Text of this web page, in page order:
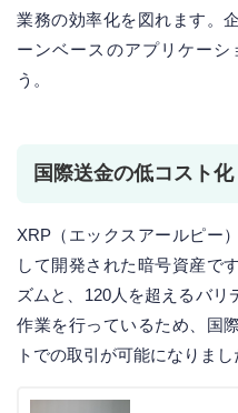
業務の効率化を図れます。
ーンベースのアプリケーシ
う。
国際送金の低コスト化
XRP（エックスアールピー
して開発された暗号資産で
ズムと、120人を超えるバ
作業を行っているため、国
トでの取引が可能になりまし